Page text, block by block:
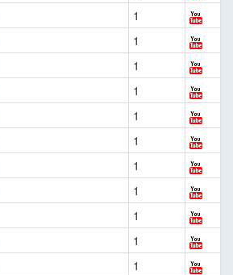
1
1
1
1
1
1
1
1
1
1
1